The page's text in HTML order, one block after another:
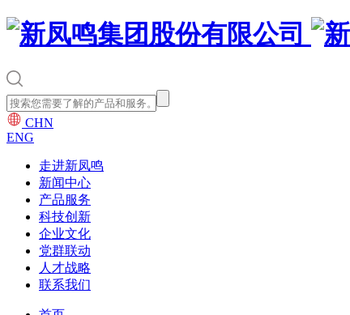
CHN
ENG
走进新凤鸣
新闻中心
产品服务
科技创新
企业文化
党群联动
人才战略
联系我们